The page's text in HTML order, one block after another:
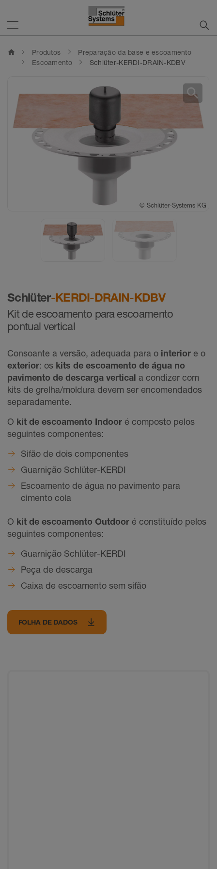
home Produtos
Preparação da base e escoamento
Escoamento
Schlüter-KERDI-DRAIN-KDBV
Schlüter-KERDI-DRAIN-KDBV
Kit de escoamento para escoamento
pontual vertical
Consoante a versão, adequada para o interior e o
exterior: os kits de escoamento de água no
pavimento de descarga vertical a condizer com
kits de grelha/moldura devem ser encomendados
separadamente.
O kit de escoamento Indoor é composto pelos
seguintes componentes:
Sifão de dois componentes
Guarnição Schlüter-KERDI
Escoamento de água no pavimento para
cimento cola
O kit de escoamento Outdoor é constituído pelos
seguintes componentes:
Guarnição Schlüter-KERDI
Peça de descarga
Caixa de escoamento sem sifão
FOLHA DE DADOS
© Schlüter-Systems KG
© Schlüter-Systems KG
search